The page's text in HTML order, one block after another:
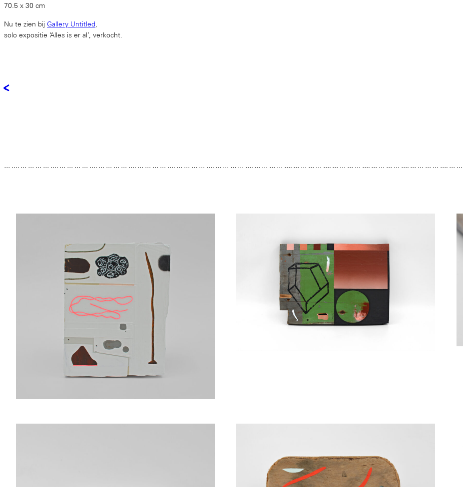
70.5 x 30 cm
Nu te zien bij Gallery Untitled,
solo expositie ‘Alles is er al’, verkocht.
<
… …. … … … … …. … … … … …. … … … … …. … … … … …. … … … … …. … … … … …. … … … … …. … … … … …. … … … … …. … … … … …. … … … … …. …